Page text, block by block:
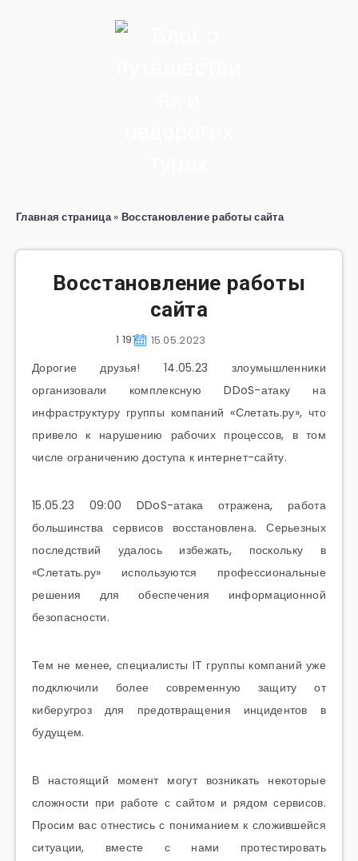
Главная страница» Восстановление работы сайта
Восстановление работы
сайта
15.05.2023
1 197
Дорогие друзья! 14.05.23 злоумышленники
организовали комплексную DDoS-атаку на
инфраструктуру группы компаний «Слетать.ру», что
привело к нарушению рабочих процессов, в том
числе ограничению доступа к интернет-сайту.
15.05.23 09:00 DDoS-атака отражена, работа
большинства сервисов восстановлена. Серьезных
последствий удалось избежать, поскольку в
«Слетать.ру» используются профессиональные
решения для обеспечения информационной
безопасности.
Тем не менее, специалисты IT группы компаний уже
подключили более современную защиту от
киберугроз для предотвращения инцидентов в
будущем.
В настоящий момент могут возникать некоторые
сложности при работе с сайтом и рядом сервисов.
Просим вас отнестись с пониманием к сложившейся
ситуации, вместе с нами протестировать